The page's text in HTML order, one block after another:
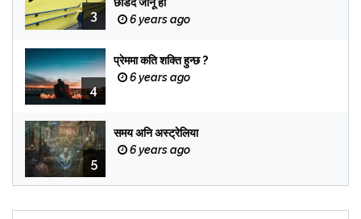
3
6 years ago
4
प्रेममा कति शक्ति हुन्छ ?
6 years ago
5
समय अनि अस्ट्रेलिया
6 years ago